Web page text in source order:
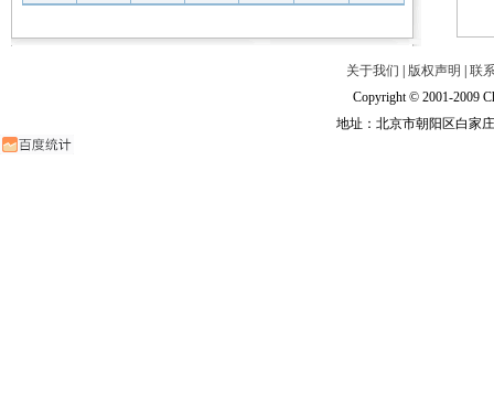
关于我们 版权声明
联
Copyright © 2001-2009
地址：北京市朝阳区白家